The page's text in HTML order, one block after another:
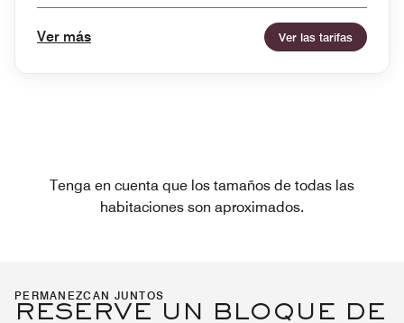
Ver más Ver las tarifas
Tenga en cuenta que los tamaños de todas las
habitaciones son aproximados.
PERMANEZCAN JUNTOS
RESERVE UN BLOQUE DE